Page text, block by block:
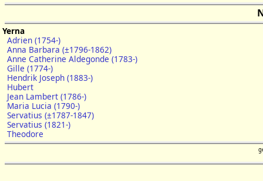
Yerna
Adrien (1754-)
Anna Barbara (±1796-1862)
Anne Catherine Aldegonde (1783-)
Gille (1774-)
Hendrik Joseph (1883-)
Hubert
Jean Lambert (1786-)
Maria Lucia (1790-)
Servatius (±1787-1847)
Servatius (1821-)
Theodore